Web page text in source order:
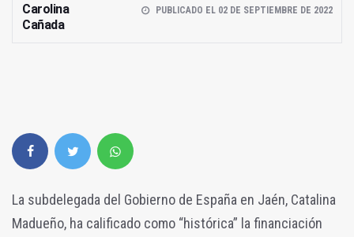
Carolina
Cañada
PUBLICADO EL 02 DE SEPTIEMBRE DE 2022
La subdelegada del Gobierno de España en Jaén, Catalina
Madueño, ha calificado como “histórica” la financiación